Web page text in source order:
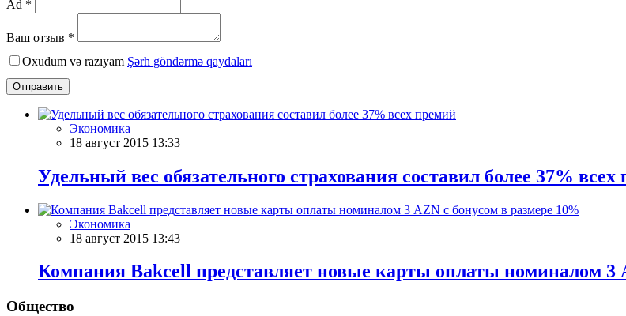
Ad *
Ваш отзыв *
Oxudum və razıyam Şərh göndərmə qaydaları
Отправить
Экономика
18 август 2015 13:33
Удельный вес обязательного страхования составил более 37%
Экономика
18 август 2015 13:43
Компания Bakcell представляет новые карты оплаты номиналом 3
Общество